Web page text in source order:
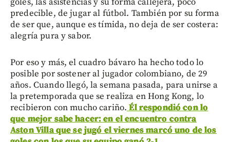
predecible, de jugar al fútbol. También por su forma
de ser que, aunque es tímida, no deja de ser costera:
alegría pura y sabor.
Por eso y más, el cuadro bávaro ha hecho todo lo
posible por sostener al jugador colombiano, de 29
años. Cuando llegó, la semana pasada, para unirse a
la pretemporada que se realiza en Hong Kong, lo
recibieron con mucho cariño. Él respondió con lo
que mejor sabe hacer: en el encuentro contra
Aston Villa que se jugó el viernes marcó uno de los